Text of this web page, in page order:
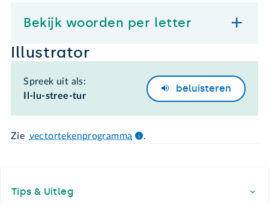
Bekijk woorden per letter
Illustrator
Spreek uit als:
Il-lu-stree-tur
beluisteren
Zie vectortekenprogramma .
Tips & Uitleg